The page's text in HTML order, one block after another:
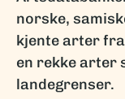
norske,
kjente arter
en rekke arter
landegrenser.